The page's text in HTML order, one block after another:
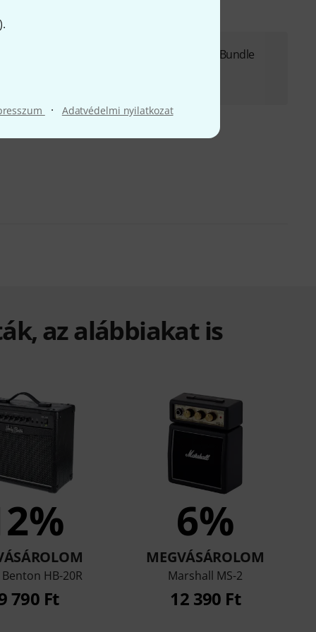
· Adatvédelmi nyilatkozat
Harley Benton SC-400 SBK Marshall Bundle
az alábbiakat is
HB-20R
790 Ft
6%
MEGVÁSÁROLOM
Marshall MS-2
12 390 Ft